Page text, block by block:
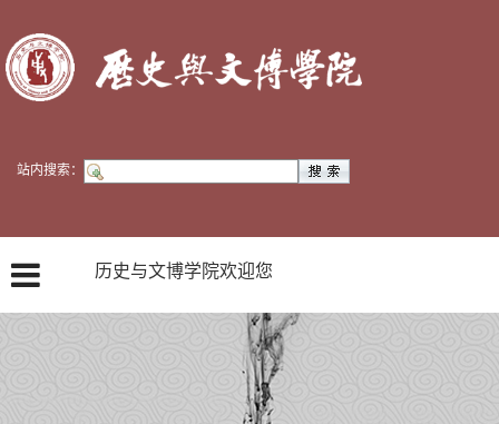
站内搜索：
历史与文博学院欢迎您